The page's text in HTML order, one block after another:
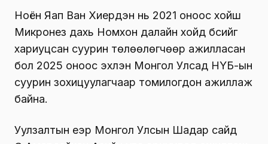
Ноён Яап Ван Хиердэн нь 2021 оноос хойш
Микронез дахь Номхон далайн хойд бүсийг
хариуцсан суурин төлөөлөгчөөр ажилласан
бол 2025 оноос эхлэн Монгол Улсад НҮБ-ын
суурин зохицуулагчаар томилогдон ажиллаж
байна.
Уулзалтын үеэр Монгол Улсын Шадар сайд